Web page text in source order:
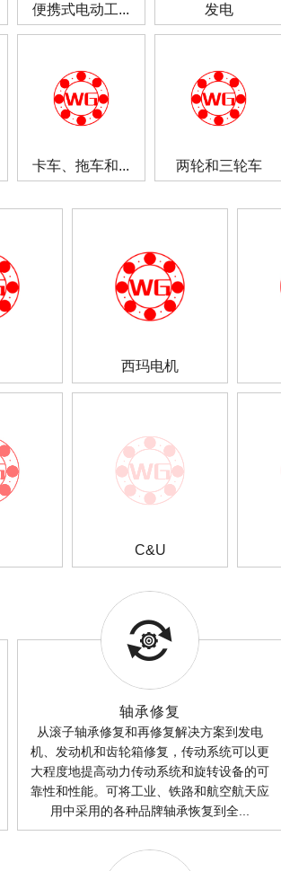
便携式电动工... 发电
卡车、拖车和... 两轮和三轮车
西玛电机
C&U


轴承修复
从滚子轴承修复和再修复解决方案到发电
机、发动机和齿轮箱修复，传动系统可以更
大程度地提高动力传动系统和旋转设备的可
靠性和性能。可将工业、铁路和航空航天应
用中采用的各种品牌轴承恢复到全...